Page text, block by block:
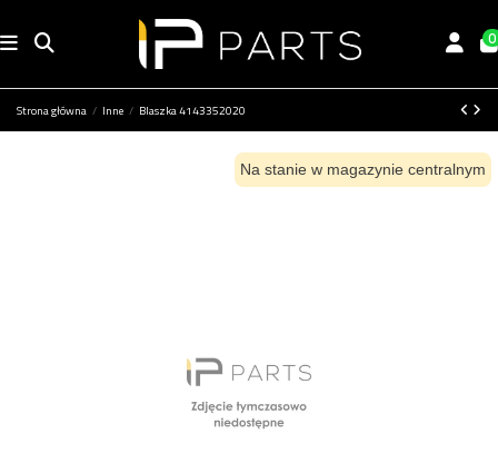
0
Strona główna Inne Blaszka 4143352020
Na stanie w magazynie centralnym